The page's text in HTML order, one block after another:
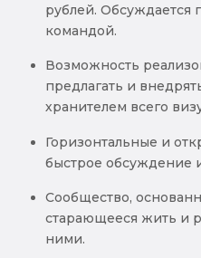
рублей. Обсуждается
командой.
Возможность
предлагать и
хранителем всего
Горизонтальные и
быстрое обсуждение
Сообщество,
старающееся жить и
ними.